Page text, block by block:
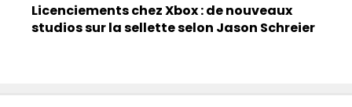
Licenciements chez Xbox : de nouveaux
studios sur la sellette selon Jason Schreier